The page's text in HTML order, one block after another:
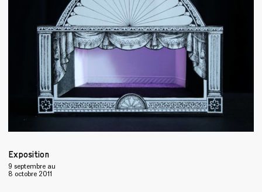
Exposition
9 septembre au
8 octobre 2011